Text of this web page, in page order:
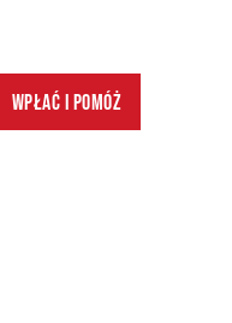
Wpłać i pomóż